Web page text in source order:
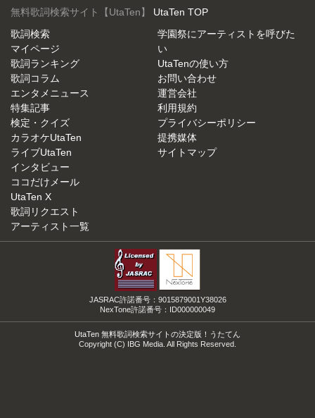
無料歌詞検索サイト【UtaTen】 UtaTen TOP
歌詞検索
マイページ
歌詞ランキング
歌詞コラム
エンタメニュース
特集記事
検定・クイズ
カラオケUtaTen
ライブUtaTen
インタビュー
ココだけメール
UtaTen X
歌詞リクエスト
アーティスト一覧
学園祭にアーティストを呼びた
い
UtaTenの使い方
お問い合わせ
運営会社
利用規約
プライバシーポリシー
提携媒体
サイトマップ
JASRAC許諾番号：9015879001Y38026
NexTone許諾番号：ID000000049
UtaTen 無料歌詞検索サイトの決定版！うたてん
Copyright (C) IBG Media. All Rights Reserved.